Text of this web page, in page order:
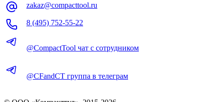
zakaz@compacttool.ru
8 (495) 752-55-22
@CompactTool чат с сотрудником
@CFandCT группа в телеграм